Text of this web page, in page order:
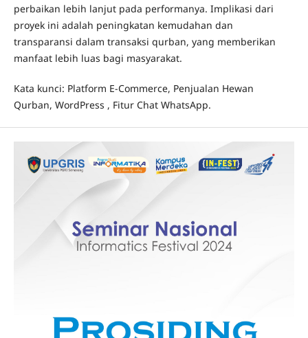
perbaikan lebih lanjut pada performanya. Implikasi dari
proyek ini adalah peningkatan kemudahan dan
transparansi dalam transaksi qurban, yang memberikan
manfaat lebih luas bagi masyarakat.
Kata kunci: Platform E-Commerce, Penjualan Hewan
Qurban, WordPress , Fitur Chat WhatsApp.